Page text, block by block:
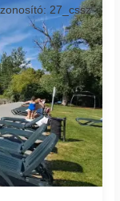
27_cssz